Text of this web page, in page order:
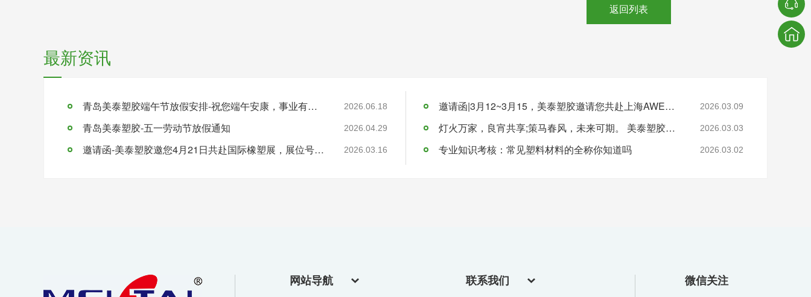
返回列表
最新资讯
青岛美泰塑胶端午节放假安排-祝您端午安康，事业有成！ 2026.06.18
青岛美泰塑胶-五一劳动节放假通知 2026.04.29
邀请函-美泰塑胶邀您4月21日共赴国际橡塑展，展位号4.2H12 2026.03.16
邀请函|3月12~3月15，美泰塑胶邀请您共赴上海AWE，展位号E2-2G71 2026.03.09
灯火万家，良宵共享;策马春风，未来可期。 美泰塑胶祝您:元宵节快乐 2026.03.03
专业知识考核：常见塑料材料的全称你知道吗 2026.03.02
网站导航 联系我们 微信关注